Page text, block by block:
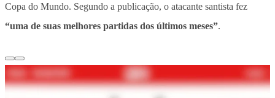
Copa do Mundo. Segundo a publicação, o atacante santista fez
“uma de suas melhores partidas dos últimos meses”.